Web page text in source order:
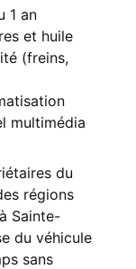
7-91 an
et huile
(freins,
multimédia
du
régions
Sainte-
du véhicule
sans